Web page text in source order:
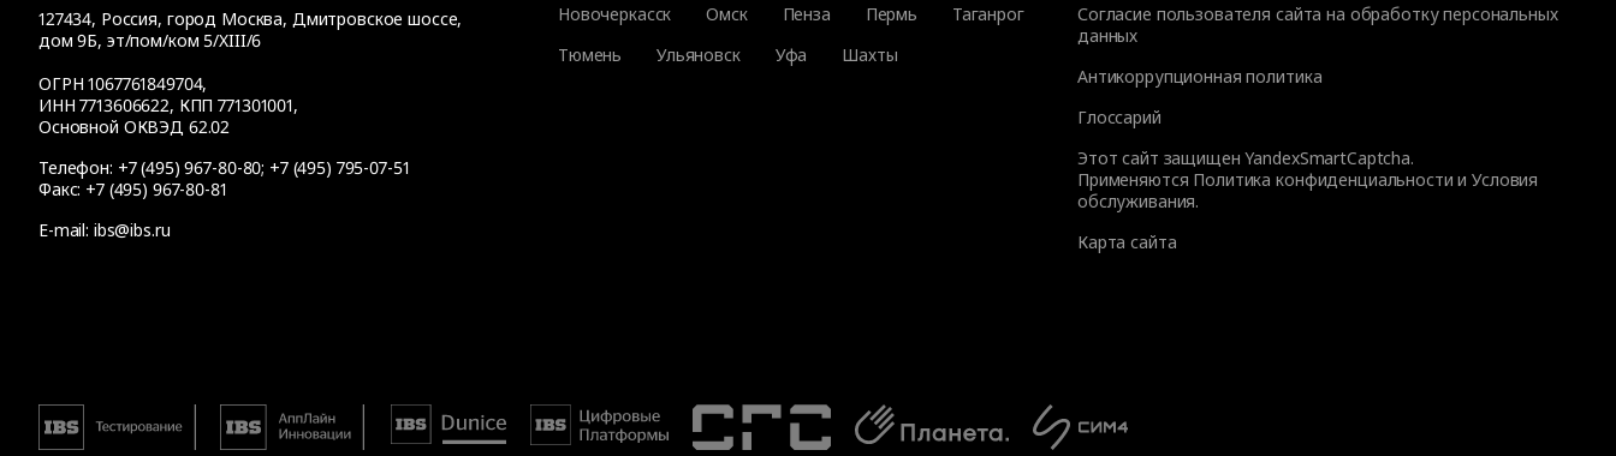
127434, Россия, город Москва, Дмитровское шоссе,
дом 9Б, эт/пом/ком 5/XIII/6
ОГРН 1067761849704,
ИНН 7713606622, КПП 771301001,
Основной ОКВЭД 62.02
Телефон: +7 (495) 967-80-80; +7 (495) 795-07-51
Факс: +7 (495) 967-80-81
E-mail: ibs@ibs.ru
Новочеркасск
Омск Пенза Пермь
Таганрог
Тюмень
Ульяновск Уфа Шахты
Согласие пользователя сайта на обработку персональных
данных
Антикоррупционная политика
Глоссарий
Этот сайт защищен YandexSmartCaptcha.
Применяются Политика конфиденциальности иУсловия
обслуживания.
Карта сайта